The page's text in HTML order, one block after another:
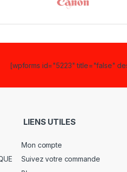
[wpforms id="5223" title="false"
LIENS UTILES
Mon compte
Suivez votre commande